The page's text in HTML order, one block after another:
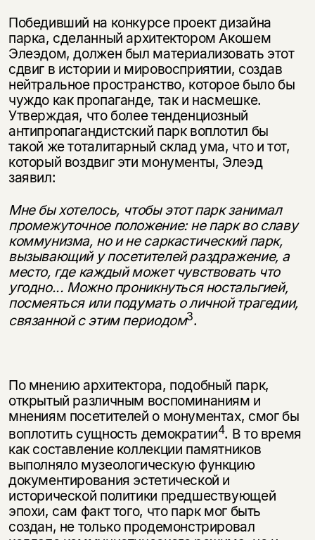
Победивший на конкурсе проект дизайна
парка, сделанный архитектором Акошем
Элеэдом, должен был материализовать этот
сдвиг в истории и ми­ровосприятии, создав
нейтральное пространство, которое было бы
чуждо как пропаганде, так и насмешке.
Утверждая, что более тенденциозный
антипропагандистский парк воплотил бы
такой же тоталитарный склад ума, что и тот,
который воздвиг эти монументы, Элеэд
заявил:
Мне бы хотелось, чтобы этот парк занимал
промежуточное положение: не парк во славу
коммунизма, но и не саркастический парк,
вызывающий у посетителей раздражение, а
место, где каждый может чувствовать что
угодно... Можно проникнуться ностальгией,
посмеяться или подумать о личной трагедии,
связанной с этим периодом3.
По мнению архитектора, подобный парк,
открытый различным воспомина­ниям и
мнениям посетителей о монументах, смог бы
воплотить сущность демократии4. В то время
как составление коллекции памятников
выполняло музеологическую функцию
документирования эстетической и
исторической политики предшествующей
эпохи, сам факт того, что парк мог быть
создан, не только продемонстрировал